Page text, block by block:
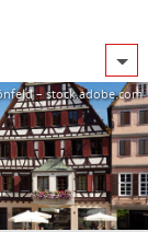
– stock.adobe.com